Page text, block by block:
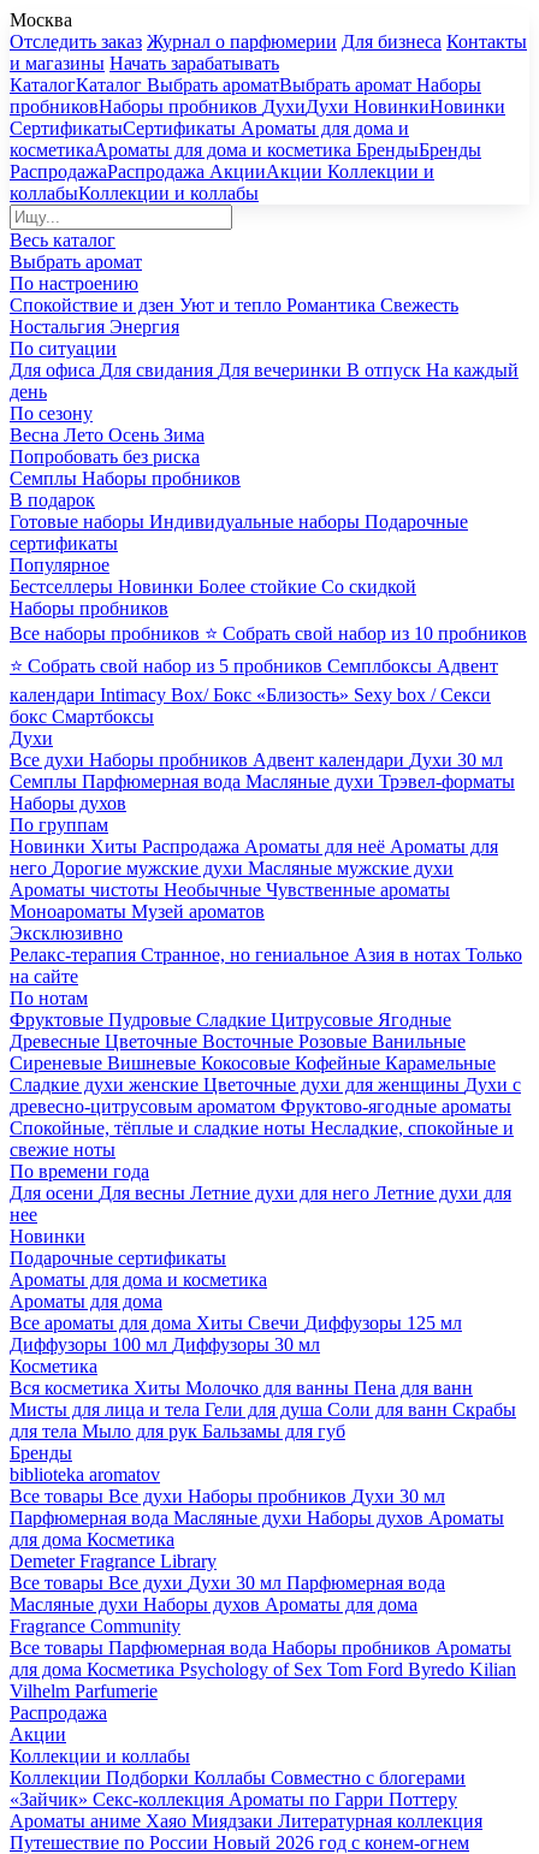
Москва
Отследить заказ Журнал о парфюмерии Для бизнеса Контакты
и магазины Начать зарабатывать
КаталогКаталог Выбрать ароматВыбрать аромат Наборы
пробниковНаборы пробников ДухиДухи НовинкиНовинки
СертификатыСертификаты Ароматы для дома и
косметикаАроматы для дома и косметика БрендыБренды
РаспродажаРаспродажа АкцииАкции Коллекции и
коллабыКоллекции и коллабы
Весь каталог
Выбрать аромат
По настроению
Спокойствие и дзен Уют и тепло Романтика Свежесть
Ностальгия Энергия
По ситуации
Для офиса Для свидания Для вечеринки В отпуск На каждый
день
По сезону
Весна Лето Осень Зима
Попробовать без риска
Семплы Наборы пробников
В подарок
Готовые наборы Индивидуальные наборы Подарочные
сертификаты
Популярное
Бестселлеры Новинки Более стойкие Со скидкой
Наборы пробников
Все наборы пробников ⭐ Собрать свой набор из 10 пробников
⭐ Собрать свой набор из 5 пробников Семплбоксы Адвент
календари Intimacy Box/ Бокс «Близость» Sexy box / Секси
бокс Смартбоксы
Духи
Все духи Наборы пробников Адвент календари Духи 30 мл
Семплы Парфюмерная вода Масляные духи Трэвел-форматы
Наборы духов
По группам
Новинки Хиты Распродажа Ароматы для неё Ароматы для
него Дорогие мужские духи Масляные мужские духи
Ароматы чистоты Необычные Чувственные ароматы
Моноароматы Музей ароматов
Эксклюзивно
Релакс-терапия Странное, но гениальное Азия в нотах Только
на сайте
По нотам
Фруктовые Пудровые Сладкие Цитрусовые Ягодные
Древесные Цветочные Восточные Розовые Ванильные
Сиреневые Вишневые Кокосовые Кофейные Карамельные
Сладкие духи женские Цветочные духи для женщины Духи с
древесно-цитрусовым ароматом Фруктово-ягодные ароматы
Спокойные, тёплые и сладкие ноты Несладкие, спокойные и
свежие ноты
По времени года
Для осени Для весны Летние духи для него Летние духи для
нее
Новинки
Подарочные сертификаты
Ароматы для дома и косметика
Ароматы для дома
Все ароматы для дома Хиты Свечи Диффузоры 125 мл
Диффузоры 100 мл Диффузоры 30 мл
Косметика
Вся косметика Хиты Молочко для ванны Пена для ванн
Мисты для лица и тела Гели для душа Соли для ванн Скрабы
для тела Мыло для рук Бальзамы для губ
Бренды
biblioteka aromatov
Все товары Все духи Наборы пробников Духи 30 мл
Парфюмерная вода Масляные духи Наборы духов Ароматы
для дома Косметика
Demeter Fragrance Library
Все товары Все духи Духи 30 мл Парфюмерная вода
Масляные духи Наборы духов Ароматы для дома
Fragrance Community
Все товары Парфюмерная вода Наборы пробников Ароматы
для дома Косметика Psychology of Sex Tom Ford Byredo Kilian
Vilhelm Parfumerie
Распродажа
Акции
Коллекции и коллабы
Коллекции Подборки Коллабы Совместно с блогерами
«Зайчик» Секс-коллекция Ароматы по Гарри Поттеру
Ароматы аниме Хаяо Миядзаки Литературная коллекция
Путешествие по России Новый 2026 год с конем-огнем